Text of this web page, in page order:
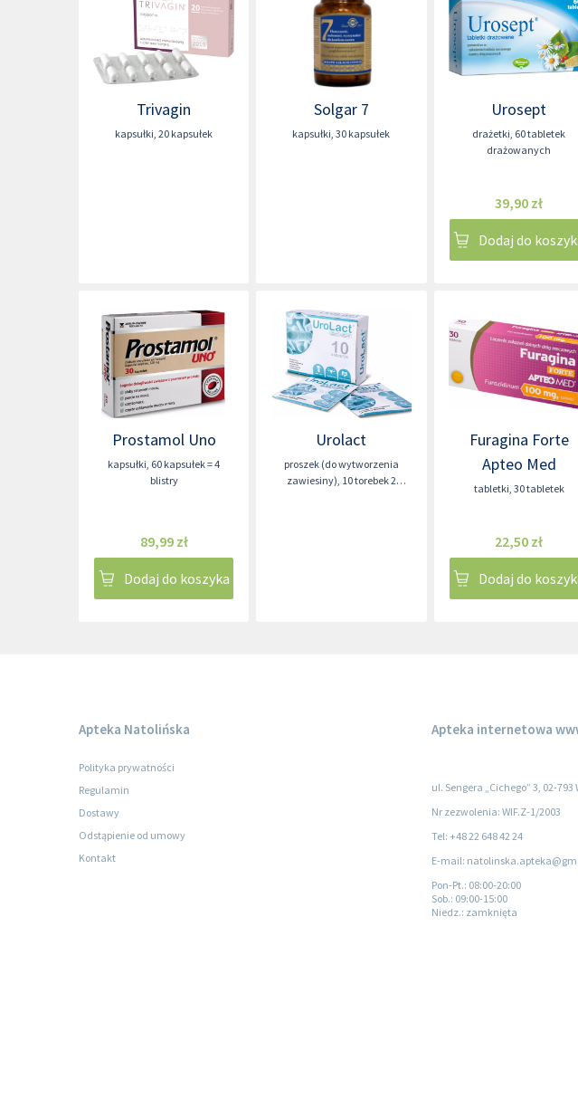
Trivagin
kapsułki,20 kapsułek
Solgar 7
kapsułki,30 kapsułek
Urosept
drażetki, 60 tabletek
drażowanych
39,90 zł
Dodaj do
Prostamol Uno
kapsułki, 60 kapsułek = 4
blistry
89,99 zł
Dodaj do koszyka
Urolact
proszek (do wytworzenia
zawiesiny), 10 torebek 2
Furagina Forte
Apteo Med
tabletki, 30 tabletek
22,50 zł
Dodaj do
Apteka Natolińska
Polityka prywatności
Regulamin
Dostawy
Odstąpienie od umowy
Kontakt
Apteka internetowa
ul. Sengera „Cichego” 3, 02-
Nr zezwolenia: WIF.Z-1/2003
Tel: +48 22 648 42 24
E-mail:
Pon-Pt.: 08:00-20:00
Sob.: 09:00-15:00
Niedz.: zamknięta